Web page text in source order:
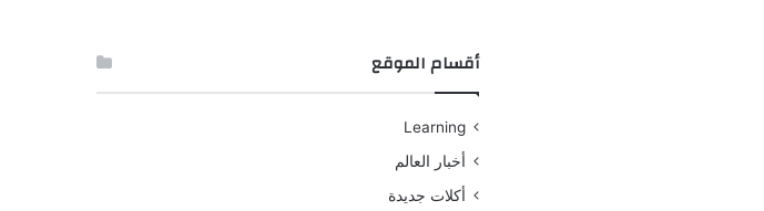
أقسام الموقع
Learning
أخبار العالم
أكلات جديدة